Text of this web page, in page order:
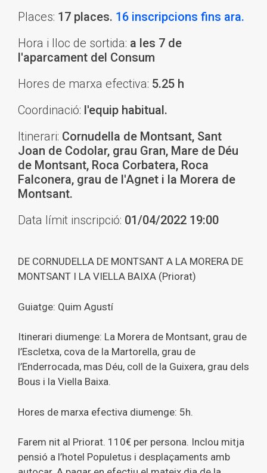
Places: 17 places. 16 inscripcions fins ara.
Hora i lloc de sortida: a les 7 de
l'aparcament del Consum
Hores de marxa efectiva: 5.25 h
Coordinació: l'equip habitual.
Itinerari: Cornudella de Montsant, Sant
Joan de Codolar, grau Gran, Mare de Déu
de Montsant, Roca Corbatera, Roca
Falconera, grau de l'Agnet i la Morera de
Montsant.
Data límit inscripció: 01/04/2022 19:00
DE CORNUDELLA DE MONTSANT A LA MORERA DE
MONTSANT I LA VIELLA BAIXA (Priorat)
Guiatge: Quim Agustí
Itinerari diumenge: La Morera de Montsant, grau de
l’Escletxa, cova de la Martorella, grau de
l’Enderrocada, mas Déu, coll de la Guixera, grau dels
Bous i la Viella Baixa.
Hores de marxa efectiva diumenge: 5h.
Farem nit al Priorat. 110€ per persona. Inclou mitja
pensió a l’hotel Populetus i desplaçaments amb